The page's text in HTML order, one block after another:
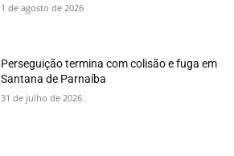
1 de agosto de 2026
Perseguição termina com colisão e fuga em
Santana de Parnaíba
31 de julho de 2026